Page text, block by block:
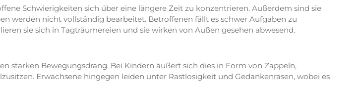
Schwierigkeiten sich über eine längere Zeit zu konzentrieren. Außerdem sind sie
werden nicht vollständig bearbeitet. Betroffenen fällt es schwer Aufgaben zu
sie sich in Tagträumereien und sie wirken von Außen gesehen abwesend.
starken Bewegungsdrang. Bei Kindern äußert sich dies in Form von Zappeln,
Erwachsene hingegen leiden unter Rastlosigkeit und Gedankenrasen, wobei es